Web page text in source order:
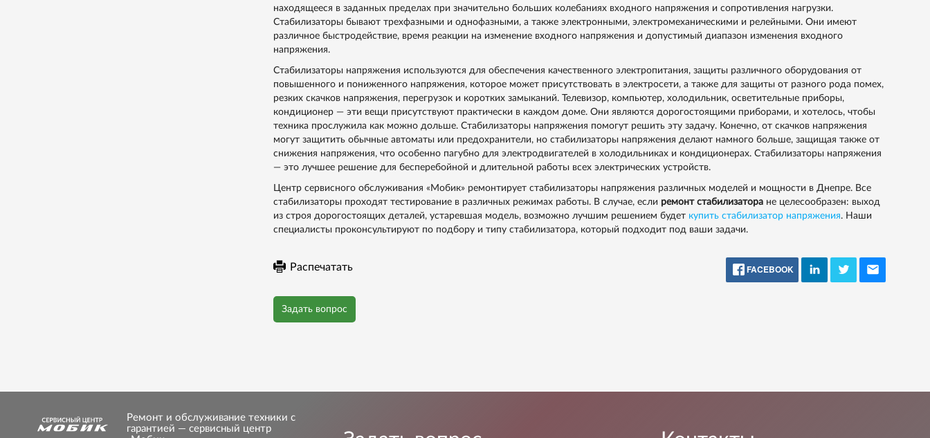
находящееся в заданных пределах при значительно больших колебаниях входного напряжения и сопротивления нагрузки.
Стабилизаторы бывают трехфазными и однофазными, а также электронными, электромеханическими и релейными. Они имеют
различное быстродействие, время реакции на изменение входного напряжения и допустимый диапазон изменения входного
напряжения.
Стабилизаторы напряжения используются для обеспечения качественного электропитания, защиты различного оборудования от
повышенного и пониженного напряжения, которое может присутствовать в электросети, а также для защиты от разного рода помех,
резких скачков напряжения, перегрузок и коротких замыканий. Телевизор, компьютер, холодильник, осветительные приборы,
кондиционер — эти вещи присутствуют практически в каждом доме. Они являются дорогостоящими приборами, и хотелось, чтобы
техника прослужила как можно дольше. Стабилизаторы напряжения помогут решить эту задачу. Конечно, от скачков напряжения
могут защитить обычные автоматы или предохранители, но стабилизаторы напряжения делают намного больше, защищая также от
снижения напряжения, что особенно пагубно для электродвигателей в холодильниках и кондиционерах. Стабилизаторы напряжения
— это лучшее решение для бесперебойной и длительной работы всех электрических устройств.
Центр сервисного обслуживания «Мобик» ремонтирует стабилизаторы напряжения различных моделей и мощности в Днепре. Все
стабилизаторы проходят тестирование в различных режимах работы. В случае, если ремонт стабилизаторане целесообразен: выход
из строя дорогостоящих деталей, устаревшая модель, возможно лучшим решением будет купить стабилизатор напряжения. Наши
специалисты проконсультируют по подбору и типу стабилизатора, который подходит под ваши задачи.
Распечатать FACEBOOK
Задать вопрос
Ремонт и обслуживание техники с
гарантией — сервисный центр